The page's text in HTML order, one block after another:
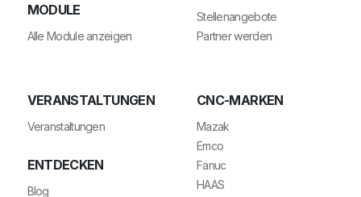
MODULE
Alle Module anzeigen
Stellenangebote
Partner werden
VERANSTALTUNGEN
Veranstaltungen
ENTDECKEN
Blog
CNC-MARKEN
Mazak
Emco
Fanuc
HAAS